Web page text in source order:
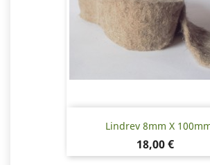
Lindrev 8mm X
Pris
18,00 €